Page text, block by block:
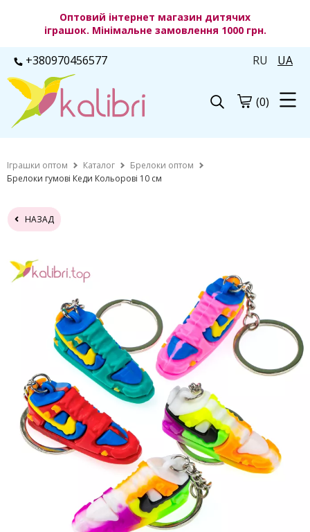
Оптовий інтернет магазин дитячих
іграшок. Мінімальне замовлення 1000 грн.
+380970456577 RU UA
(0)
Іграшки оптом Каталог
Брелоки оптом
Брелоки гумові Кеди Кольорові 10 см
НАЗАД